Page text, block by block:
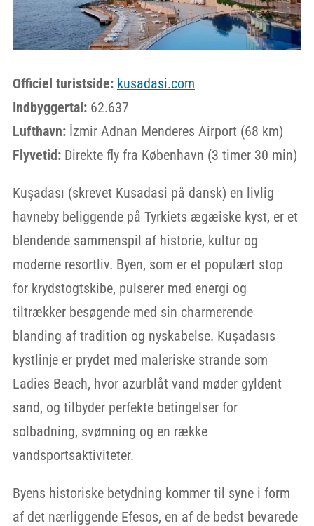
Officiel turistside: kusadasi.com
Indbyggertal:62.637
Lufthavn:İzmir Adnan Menderes Airport (68 km)
Flyvetid:Direkte fly fra København (3 timer 30 min)
Kuşadası (skrevet Kusadasi på dansk) en livlig
havneby beliggende på Tyrkiets ægæiske kyst, er et
blendende sammenspil af historie, kultur og
moderne resortliv. Byen, som er et populært stop
for krydstogtskibe, pulserer med energi og
tiltrækker besøgende med sin charmerende
blanding af tradition og nyskabelse. Kuşadasıs
kystlinje er prydet med maleriske strande som
Ladies Beach, hvor azurblåt vand møder gyldent
sand, og tilbyder perfekte betingelser for
solbadning, svømning og en række
vandsportsaktiviteter.
Byens historiske betydning kommer til syne i form
af det nærliggende Efesos, en af de bedst bevarede